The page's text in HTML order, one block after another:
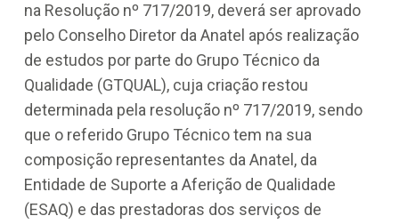
na Resolução nº 717/2019, deverá ser aprovado
pelo Conselho Diretor da Anatel após realização
de estudos por parte do Grupo Técnico da
Qualidade (GTQUAL), cuja criação restou
determinada pela resolução nº 717/2019, sendo
que o referido Grupo Técnico tem na sua
composição representantes da Anatel, da
Entidade de Suporte a Aferição de Qualidade
(ESAQ) e das prestadoras dos serviços de